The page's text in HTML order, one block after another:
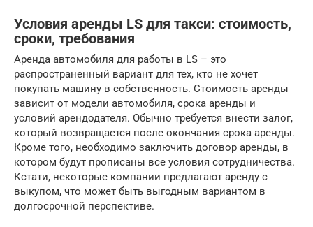
Условия аренды LS для такси: стоимость,
сроки, требования
Аренда автомобиля для работы в LS – это
распространенный вариант для тех, кто не хочет
покупать машину в собственность. Стоимость аренды
зависит от модели автомобиля, срока аренды и
условий арендодателя. Обычно требуется внести залог,
который возвращается после окончания срока аренды.
Кроме того, необходимо заключить договор аренды, в
котором будут прописаны все условия сотрудничества.
Кстати, некоторые компании предлагают аренду с
выкупом, что может быть выгодным вариантом в
долгосрочной перспективе.